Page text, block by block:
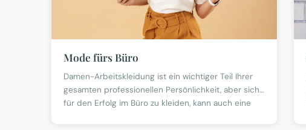
Mode fürs Büro
Damen-Arbeitskleidung ist ein wichtiger Teil Ihrer
gesamten professionellen Persönlichkeit, aber sich
für den Erfolg im Büro zu kleiden, kann auch eine